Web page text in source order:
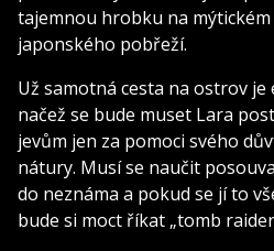
tajemnou hrobku na
japonského pobřeží.
Už samotná cesta na ostrov
načež se bude muset Lara
jevům jen za pomoci svého
nátury. Musí se naučit
do neznáma a pokud se jí to
bude si moct říkat „tomb